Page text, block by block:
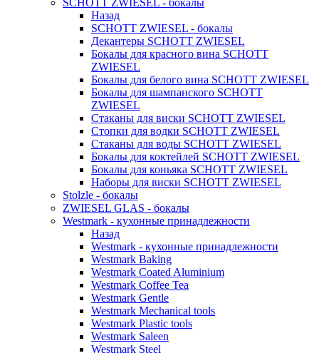
SCHOTT ZWIESEL - бокалы
Назад
SCHOTT ZWIESEL - бокалы
Декантеры SCHOTT ZWIESEL
Бокалы для красного вина SCHOTT
ZWIESEL
Бокалы для белого вина SCHOTT ZWIESEL
Бокалы для шампанского SCHOTT
ZWIESEL
Стаканы для виски SCHOTT ZWIESEL
Стопки для водки SCHOTT ZWIESEL
Стаканы для воды SCHOTT ZWIESEL
Бокалы для коктейлей SCHOTT ZWIESEL
Бокалы для коньяка SCHOTT ZWIESEL
Наборы для виски SCHOTT ZWIESEL
Stolzle - бокалы
ZWIESEL GLAS - бокалы
Westmark - кухонные принадлежности
Назад
Westmark - кухонные принадлежности
Westmark Baking
Westmark Coated Aluminium
Westmark Coffee Tea
Westmark Gentle
Westmark Mechanical tools
Westmark Plastic tools
Westmark Saleen
Westmark Steel